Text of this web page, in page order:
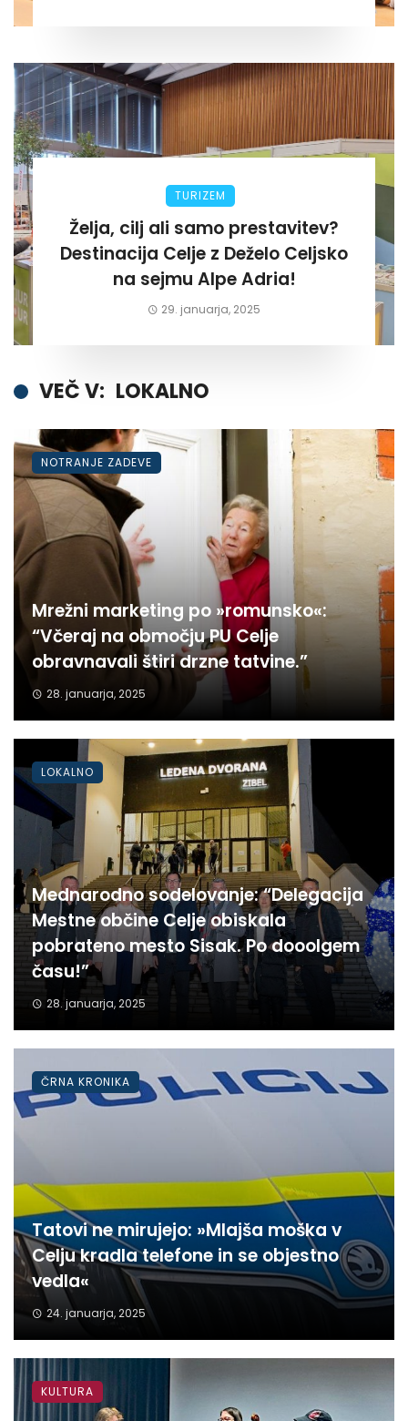
TURIZEM
Želja, cilj ali samo prestavitev?
Destinacija Celje z Deželo Celjsko
na sejmu Alpe Adria!
29. januarja, 2025
VEČ V: LOKALNO
Mrežni marketing po »romunsko«:
“Včeraj na območju PU Celje
obravnavali štiri drzne tatvine.”
28. januarja, 2025
NOTRANJE ZADEVE
Mednarodno sodelovanje: “Delegacija
Mestne občine Celje obiskala
pobrateno mesto Sisak. Po dooolgem
času!”
28. januarja, 2025
LOKALNO
Tatovi ne mirujejo: »Mlajša moška v
Celju kradla telefone in se objestno
vedla«
24. januarja, 2025
ČRNA KRONIKA
KULTURA